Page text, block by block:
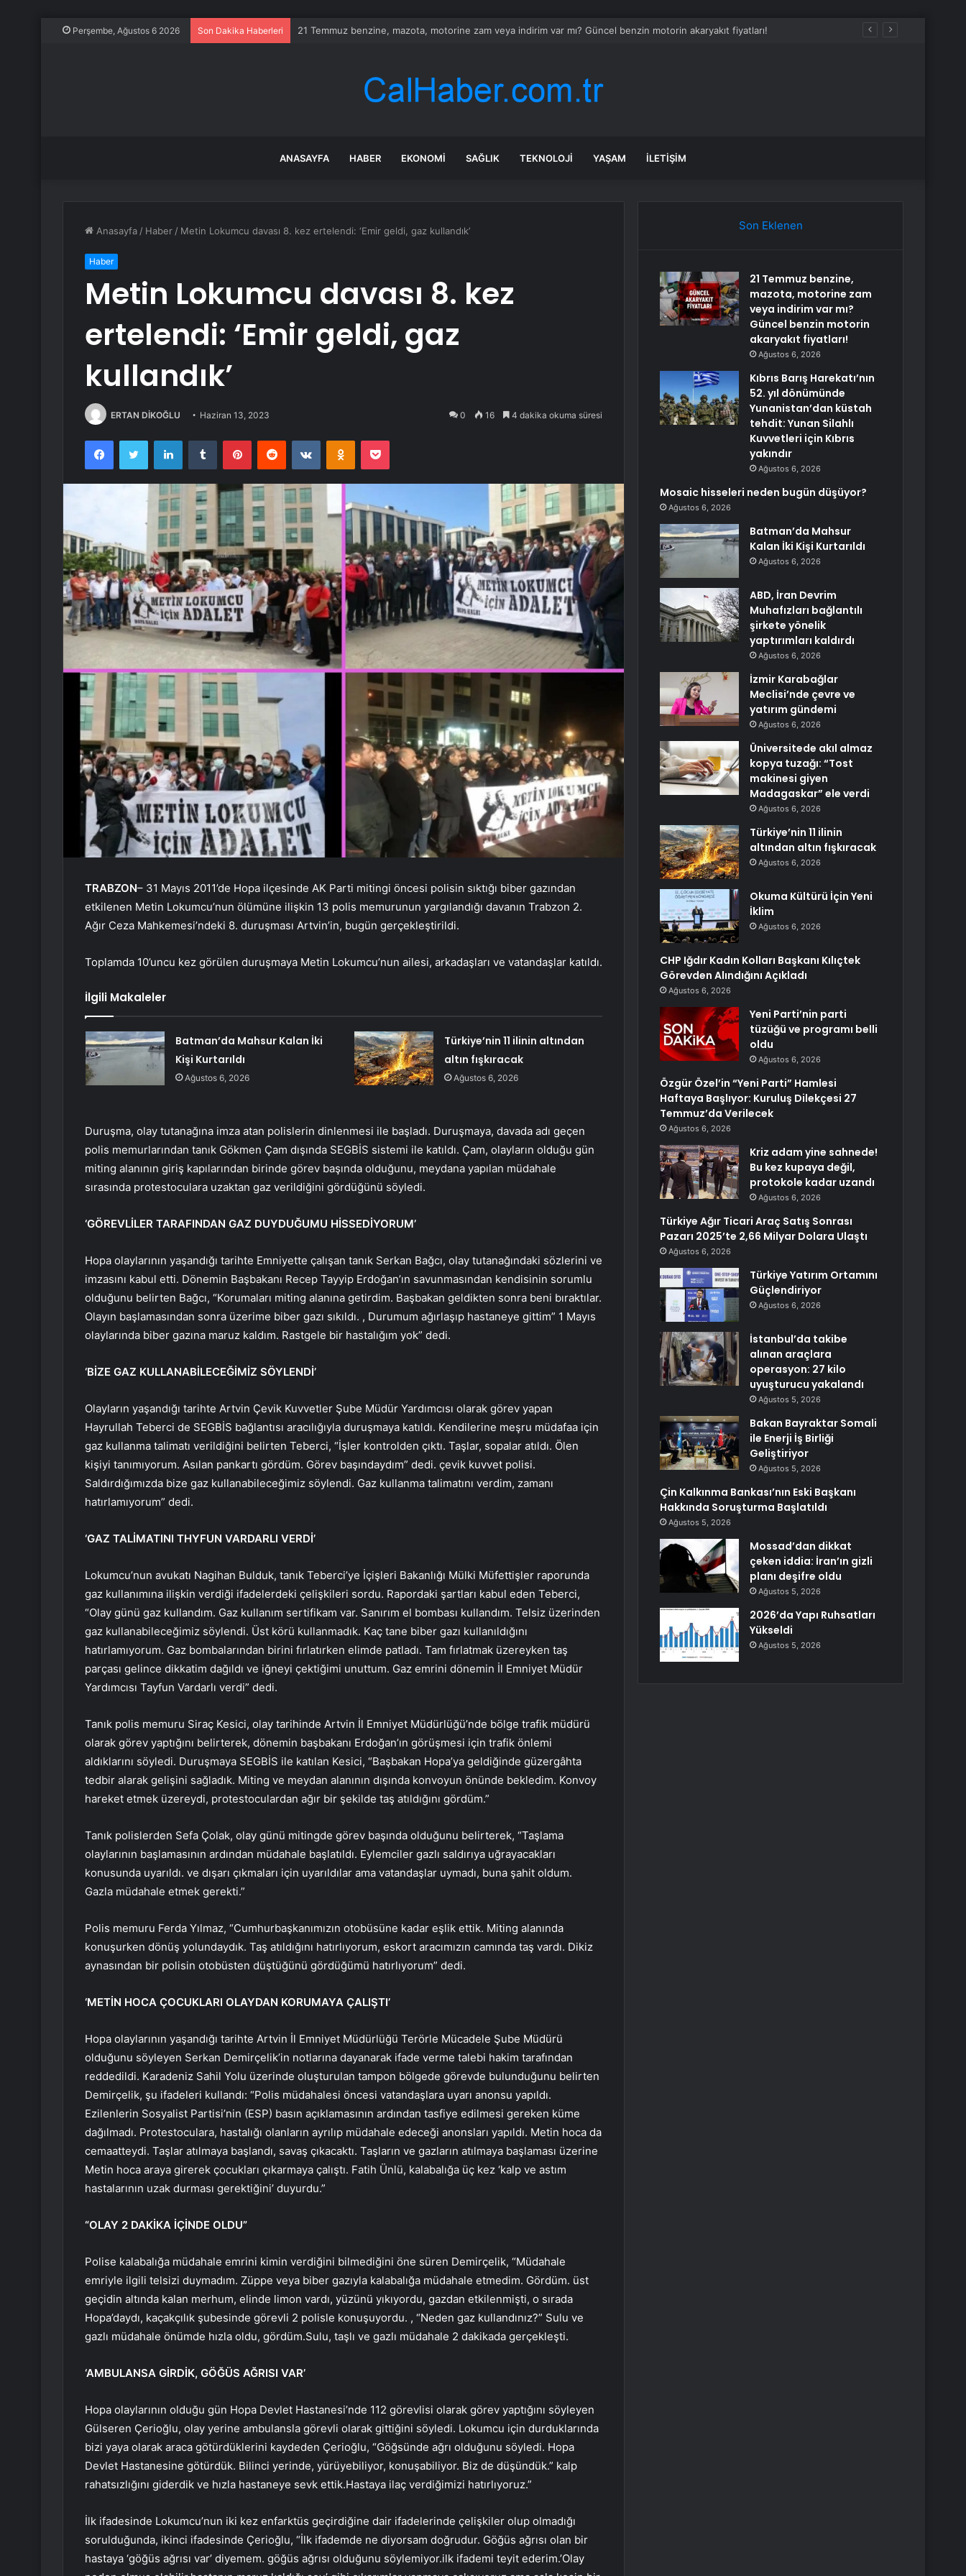
Perşembe, Ağustos 6 2026 Son Dakika Haberleri Kıbrıs Barış Harekatı’nın 52. yıl dönümünde Yunanistan’dan küstah tehdit: Yunan Silahlı Kuvvetleri için Kıbrıs yakındır
ANASAYFA HABER EKONOMI SAĞLIK TEKNOLOJI YAŞAM İLETIŞIM
Anasayfa / Haber / Metin Lokumcu davası 8. kez ertelendi: ‘Emir geldi, gaz kullandık’
Haber
Metin Lokumcu davası 8. kez
ertelendi: ‘Emir geldi, gaz
kullandık’
ERTAN DİKOĞLU Haziran 13, 2023 0 16 4 dakika okuma süresi
FacebookTwitter LinkedInTumblr PinterestReddit VKontakteOdnoklassniki
Pocket
TRABZON– 31 Mayıs 2011’de Hopa ilçesinde AK Parti mitingi öncesi polisin sıktığı biber gazından
etkilenen Metin Lokumcu’nun ölümüne ilişkin 13 polis memurunun yargılandığı davanın Trabzon 2.
Ağır Ceza Mahkemesi’ndeki 8. duruşması Artvin’in, bugün gerçekleştirildi.
Toplamda 10’uncu kez görülen duruşmaya Metin Lokumcu’nun ailesi, arkadaşları ve vatandaşlar katıldı.
İlgili Makaleler
Batman’da Mahsur Kalan İki
Kişi Kurtarıldı
Ağustos 6, 2026
Türkiye’nin 11 ilinin altından
altın fışkıracak
Ağustos 6, 2026
Duruşma, olay tutanağına imza atan polislerin dinlenmesi ile başladı. Duruşmaya, davada adı geçen
polis memurlarından tanık Gökmen Çam dışında SEGBİS sistemi ile katıldı. Çam, olayların olduğu gün
miting alanının giriş kapılarından birinde görev başında olduğunu, meydana yapılan müdahale
sırasında protestoculara uzaktan gaz verildiğini gördüğünü söyledi.
‘GÖREVLİLER TARAFINDAN GAZ DUYDUĞUMU HİSSEDİYORUM’
Hopa olaylarının yaşandığı tarihte Emniyette çalışan tanık Serkan Bağcı, olay tutanağındaki sözlerini ve
imzasını kabul etti. Dönemin Başbakanı Recep Tayyip Erdoğan’ın savunmasından kendisinin sorumlu
olduğunu belirten Bağcı, “Korumaları miting alanına getirdim. Başbakan geldikten sonra beni bıraktılar.
Olayın başlamasından sonra üzerime biber gazı sıkıldı. , Durumum ağırlaşıp hastaneye gittim” 1 Mayıs
olaylarında biber gazına maruz kaldım. Rastgele bir hastalığım yok” dedi.
‘BİZE GAZ KULLANABİLECEĞİMİZ SÖYLENDİ’
Olayların yaşandığı tarihte Artvin Çevik Kuvvetler Şube Müdür Yardımcısı olarak görev yapan
Hayrullah Teberci de SEGBİS bağlantısı aracılığıyla duruşmaya katıldı. Kendilerine meşru müdafaa için
gaz kullanma talimatı verildiğini belirten Teberci, “İşler kontrolden çıktı. Taşlar, sopalar atıldı. Ölen
kişiyi tanımıyorum. Asılan pankartı gördüm. Görev başındaydım” dedi. çevik kuvvet polisi.
Saldırdığımızda bize gaz kullanabileceğimiz söylendi. Gaz kullanma talimatını verdim, zamanı
hatırlamıyorum” dedi.
‘GAZ TALİMATINI THYFUN VARDARLI VERDİ’
Lokumcu’nun avukatı Nagihan Bulduk, tanık Teberci’ye İçişleri Bakanlığı Mülki Müfettişler raporunda
gaz kullanımına ilişkin verdiği ifadelerdeki çelişkileri sordu. Rapordaki şartları kabul eden Teberci,
“Olay günü gaz kullandım. Gaz kullanım sertifikam var. Sanırım el bombası kullandım. Telsiz üzerinden
gaz kullanabileceğimiz söylendi. Üst körü kullanmadık. Kaç tane biber gazı kullanıldığını
hatırlamıyorum. Gaz bombalarından birini fırlatırken elimde patladı. Tam fırlatmak üzereyken taş
parçası gelince dikkatim dağıldı ve iğneyi çektiğimi unuttum. Gaz emrini dönemin İl Emniyet Müdür
Yardımcısı Tayfun Vardarlı verdi” dedi.
Tanık polis memuru Siraç Kesici, olay tarihinde Artvin İl Emniyet Müdürlüğü’nde bölge trafik müdürü
olarak görev yaptığını belirterek, dönemin başbakanı Erdoğan’ın görüşmesi için trafik önlemi
aldıklarını söyledi. Duruşmaya SEGBİS ile katılan Kesici, “Başbakan Hopa’ya geldiğinde güzergâhta
tedbir alarak gelişini sağladık. Miting ve meydan alanının dışında konvoyun önünde bekledim. Konvoy
hareket etmek üzereydi, protestoculardan ağır bir şekilde taş atıldığını gördüm.”
Tanık polislerden Sefa Çolak, olay günü mitingde görev başında olduğunu belirterek, “Taşlama
olaylarının başlamasının ardından müdahale başlatıldı. Eylemciler gazlı saldırıya uğrayacakları
konusunda uyarıldı. ve dışarı çıkmaları için uyarıldılar ama vatandaşlar uymadı, buna şahit oldum.
Gazla müdahale etmek gerekti.”
Polis memuru Ferda Yılmaz, “Cumhurbaşkanımızın otobüsüne kadar eşlik ettik. Miting alanında
konuşurken dönüş yolundaydık. Taş atıldığını hatırlıyorum, eskort aracımızın camında taş vardı. Dikiz
aynasından bir polisin otobüsten düştüğünü gördüğümü hatırlıyorum” dedi.
‘METİN HOCA ÇOCUKLARI OLAYDAN KORUMAYA ÇALIŞTI’
Hopa olaylarının yaşandığı tarihte Artvin İl Emniyet Müdürlüğü Terörle Mücadele Şube Müdürü
olduğunu söyleyen Serkan Demirçelik’in notlarına dayanarak ifade verme talebi hakim tarafından
reddedildi. Karadeniz Sahil Yolu üzerinde oluşturulan tampon bölgede görevde bulunduğunu belirten
Demirçelik, şu ifadeleri kullandı: “Polis müdahalesi öncesi vatandaşlara uyarı anonsu yapıldı.
Ezilenlerin Sosyalist Partisi’nin (ESP) basın açıklamasının ardından tasfiye edilmesi gereken küme
dağılmadı. Protestoculara, hastalığı olanların ayrılıp müdahale edeceği anonsları yapıldı. Metin hoca da
cemaatteydi. Taşlar atılmaya başlandı, savaş çıkacaktı. Taşların ve gazların atılmaya başlaması üzerine
Metin hoca araya girerek çocukları çıkarmaya çalıştı. Fatih Ünlü, kalabalığa üç kez ‘kalp ve astım
hastalarının uzak durması gerektiğini’ duyurdu.”
“OLAY 2 DAKİKA İÇİNDE OLDU”
Polise kalabalığa müdahale emrini kimin verdiğini bilmediğini öne süren Demirçelik, “Müdahale
emriyle ilgili telsizi duymadım. Züppe veya biber gazıyla kalabalığa müdahale etmedim. Gördüm. üst
geçidin altında kalan merhum, elinde limon vardı, yüzünü yıkıyordu, gazdan etkilenmişti, o sırada
Hopa’daydı, kaçakçılık şubesinde görevli 2 polisle konuşuyordu. , “Neden gaz kullandınız?” Sulu ve
gazlı müdahale önümde hızla oldu, gördüm.Sulu, taşlı ve gazlı müdahale 2 dakikada gerçekleşti.
‘AMBULANSA GİRDİK, GÖĞÜS AĞRISI VAR’
Hopa olaylarının olduğu gün Hopa Devlet Hastanesi’nde 112 görevlisi olarak görev yaptığını söyleyen
Gülseren Çerioğlu, olay yerine ambulansla görevli olarak gittiğini söyledi. Lokumcu için durduklarında
bizi yaya olarak araca götürdüklerini kaydeden Çerioğlu, “Göğsünde ağrı olduğunu söyledi. Hopa
Devlet Hastanesine götürdük. Bilinci yerinde, yürüyebiliyor, konuşabiliyor. Biz de düşündük.” kalp
rahatsızlığını giderdik ve hızla hastaneye sevk ettik.Hastaya ilaç verdiğimizi hatırlıyoruz.”
İlk ifadesinde Lokumcu’nun iki kez enfarktüs geçirdiğine dair ifadelerinde çelişkiler olup olmadığı
sorulduğunda, ikinci ifadesinde Çerioğlu, “İlk ifademde ne diyorsam doğrudur. Göğüs ağrısı olan bir
hastaya ‘göğüs ağrısı var’ diyemem. göğüs ağrısı olduğunu söylemiyor.ilk ifademi teyit ederim.’Olay
Son Eklenen
21 Temmuz benzine,
mazota, motorine zam
veya indirim var mı?
Güncel benzin motorin
akaryakıt fiyatları!
Ağustos 6, 2026
Kıbrıs Barış Harekatı’nın
52. yıl dönümünde
Yunanistan’dan küstah
tehdit: Yunan Silahlı
Kuvvetleri için Kıbrıs
yakındır
Ağustos 6, 2026
Mosaic hisseleri neden bugün düşüyor?
Ağustos 6, 2026
Batman’da Mahsur
Kalan İki Kişi Kurtarıldı
Ağustos 6, 2026
ABD, İran Devrim
Muhafızları bağlantılı
şirkete yönelik
yaptırımları kaldırdı
Ağustos 6, 2026
İzmir Karabağlar
Meclisi’nde çevre ve
yatırım gündemi
Ağustos 6, 2026
Üniversitede akıl almaz
kopya tuzağı: “Tost
makinesi giyen
Madagaskar” ele verdi
Ağustos 6, 2026
Türkiye’nin 11 ilinin
altından altın fışkıracak
Ağustos 6, 2026
Okuma Kültürü İçin Yeni
İklim
Ağustos 6, 2026
CHP Iğdır Kadın Kolları Başkanı Kılıçtek
Görevden Alındığını Açıkladı
Ağustos 6, 2026
Yeni Parti’nin parti
tüzüğü ve programı belli
oldu
Ağustos 6, 2026
Özgür Özel’in “Yeni Parti” Hamlesi
Haftaya Başlıyor: Kuruluş Dilekçesi 27
Temmuz’da Verilecek
Ağustos 6, 2026
Kriz adam yine sahnede!
Bu kez kupaya değil,
protokole kadar uzandı
Ağustos 6, 2026
Türkiye Ağır Ticari Araç Satış Sonrası
Pazarı 2025’te 2,66 Milyar Dolara Ulaştı
Ağustos 6, 2026
Türkiye Yatırım Ortamını
Güçlendiriyor
Ağustos 6, 2026
İstanbul’da takibe
alınan araçlara
operasyon: 27 kilo
uyuşturucu yakalandı
Ağustos 5, 2026
Bakan Bayraktar Somali
ile Enerji İş Birliği
Geliştiriyor
Ağustos 5, 2026
Çin Kalkınma Bankası’nın Eski Başkanı
Hakkında Soruşturma Başlatıldı
Ağustos 5, 2026
Mossad’dan dikkat
çeken iddia: İran’ın gizli
planı deşifre oldu
Ağustos 5, 2026
2026’da Yapı Ruhsatları
Yükseldi
Ağustos 5, 2026